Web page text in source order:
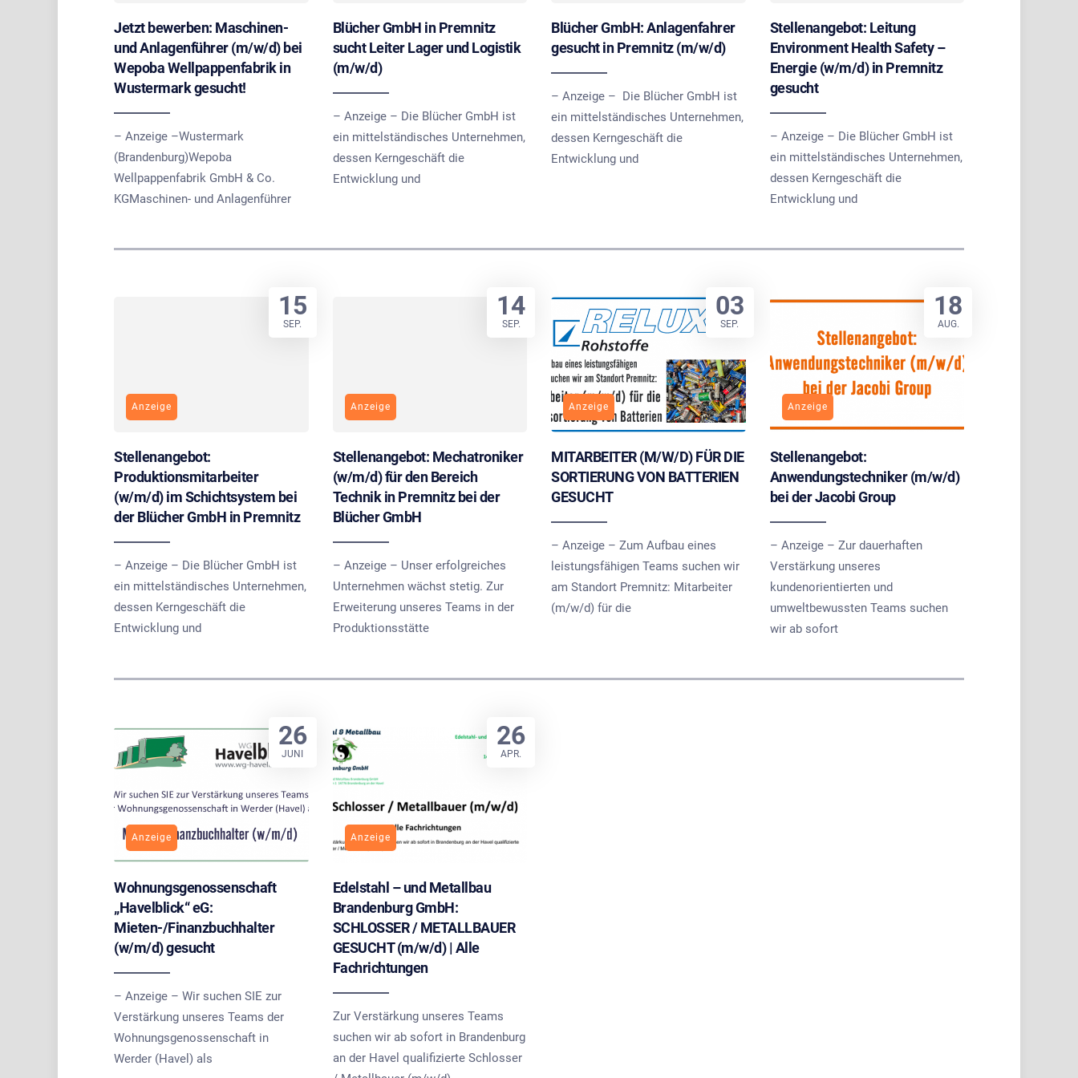
Jetzt bewerben: Maschinen-
und Anlagenführer (m/w/d) bei
Wepoba Wellpappenfabrik in
Wustermark gesucht!
– Anzeige –Wustermark
(Brandenburg)Wepoba
Wellpappenfabrik GmbH & Co.
KGMaschinen- und Anlagenführer
Blücher GmbH in Premnitz
sucht Leiter Lager und Logistik
(m/w/d)
– Anzeige – Die Blücher GmbH ist
ein mittelständisches Unternehmen,
dessen Kerngeschäft die
Entwicklung und
Blücher GmbH: Anlagenfahrer
gesucht in Premnitz (m/w/d)
– Anzeige – Die Blücher GmbH ist
ein mittelständisches Unternehmen,
dessen Kerngeschäft die
Entwicklung und
Stellenangebot: Leitung
Environment Health Safety –
Energie (w/m/d) in Premnitz
gesucht
– Anzeige – Die Blücher GmbH ist
ein mittelständisches Unternehmen,
dessen Kerngeschäft die
Entwicklung und
Anzeige
Stellenangebot:
Produktionsmitarbeiter
(w/m/d) im Schichtsystem bei
der Blücher GmbH in Premnitz
– Anzeige – Die Blücher GmbH ist
ein mittelständisches Unternehmen,
dessen Kerngeschäft die
Entwicklung und
15
SEP.
Anzeige
Stellenangebot: Mechatroniker
(w/m/d) für den Bereich
Technik in Premnitz bei der
Blücher GmbH
– Anzeige – Unser erfolgreiches
Unternehmen wächst stetig. Zur
Erweiterung unseres Teams in der
Produktionsstätte
14
SEP.
Anzeige
MITARBEITER (M/W/D) FÜR DIE
SORTIERUNG VON BATTERIEN
GESUCHT
– Anzeige – Zum Aufbau eines
leistungsfähigen Teams suchen wir
am Standort Premnitz: Mitarbeiter
(m/w/d) für die
03
SEP.
Anzeige
Stellenangebot:
Anwendungstechniker (m/w/d)
bei der Jacobi Group
– Anzeige – Zur dauerhaften
Verstärkung unseres
kundenorientierten und
umweltbewussten Teams suchen
wir ab sofort
18
AUG.
Anzeige
Wohnungsgenossenschaft
„Havelblick“ eG:
Mieten-/Finanzbuchhalter
(w/m/d) gesucht
– Anzeige – Wir suchen SIE zur
Verstärkung unseres Teams der
Wohnungsgenossenschaft in
Werder (Havel) als
26
JUNI
Anzeige
Edelstahl – und Metallbau
Brandenburg GmbH:
SCHLOSSER / METALLBAUER
GESUCHT (m/w/d) | Alle
Fachrichtungen
Zur Verstärkung unseres Teams
suchen wir ab sofort in Brandenburg
an der Havel qualifizierte Schlosser
26
APR.